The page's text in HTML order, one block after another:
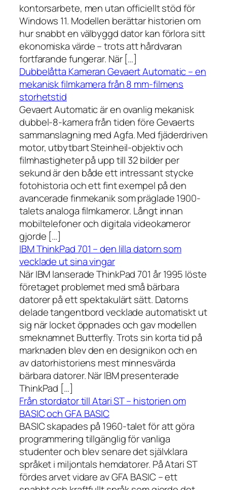
kontorsarbete, men utan officiellt stöd för
Windows 11. Modellen berättar historien om
hur snabbt en välbyggd dator kan förlora sitt
ekonomiska värde – trots att hårdvaran
fortfarande fungerar. När […]
Dubbelåtta Kameran Gevaert Automatic – en
mekanisk filmkamera från 8 mm-filmens
storhetstid
Gevaert Automatic är en ovanlig mekanisk
dubbel-8-kamera från tiden före Gevaerts
sammanslagning med Agfa. Med fjäderdriven
motor, utbytbart Steinheil-objektiv och
filmhastigheter på upp till 32 bilder per
sekund är den både ett intressant stycke
fotohistoria och ett fint exempel på den
avancerade finmekanik som präglade 1900-
talets analoga filmkameror. Långt innan
mobiltelefoner och digitala videokameror
gjorde […]
IBM ThinkPad 701 – den lilla datorn som
vecklade ut sina vingar
När IBM lanserade ThinkPad 701 år 1995 löste
företaget problemet med små bärbara
datorer på ett spektakulärt sätt. Datorns
delade tangentbord vecklade automatiskt ut
sig när locket öppnades och gav modellen
smeknamnet Butterfly. Trots sin korta tid på
marknaden blev den en designikon och en
av datorhistoriens mest minnesvärda
bärbara datorer. När IBM presenterade
ThinkPad […]
Från stordator till Atari ST – historien om
BASIC och GFA BASIC
BASIC skapades på 1960-talet för att göra
programmering tillgänglig för vanliga
studenter och blev senare det självklara
språket i miljontals hemdatorer. På Atari ST
fördes arvet vidare av GFA BASIC – ett